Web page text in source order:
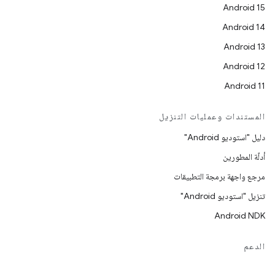
Android 15
Android 14
Android 13
Android 12
Android 11
المستندات وعمليات التنزيل
دليل "استوديو Android"
أدلّة المطورين
مرجع واجهة برمجة التطبيقات
تنزيل "استوديو Android"
Android NDK
الدعم